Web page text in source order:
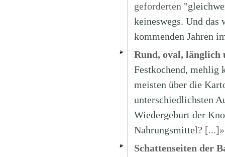
geforderten
keineswegs. Und
kommenden Jahren
Rund, oval,
Festkochend, mehlig
meisten über die
unterschiedlichsten
Wiedergeburt der
Nahrungsmittel? [...]»
Schattenseiten der